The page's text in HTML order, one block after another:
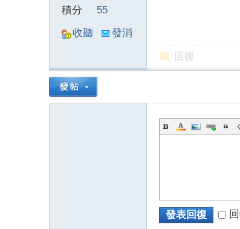
積分 55
收聽
發消
回復
發表回復